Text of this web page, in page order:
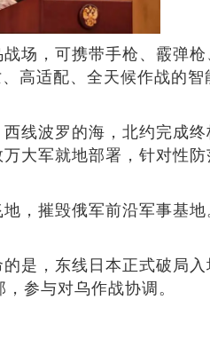
场，可携带手枪、霰弹
高适配、全天候作战的
波罗的海，北约完成
大军就地部署，针对性
，摧毁俄军前沿军事基
是，东线日本正式破局
参与对乌作战协调。